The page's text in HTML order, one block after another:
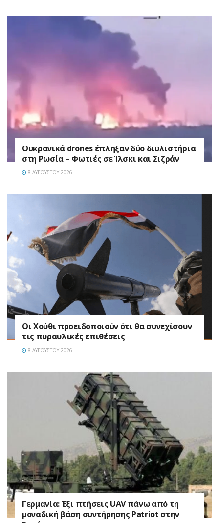
Ουκρανικά drones έπληξαν δύο διυλιστήρια
στη Ρωσία – Φωτιές σε Ίλσκι και Σιζράν
8 ΑΥΓΟΎΣΤΟΥ 2026
Οι Χούθι προειδοποιούν ότι θα συνεχίσουν
τις πυραυλικές επιθέσεις
8 ΑΥΓΟΎΣΤΟΥ 2026
Γερμανία: Έξι πτήσεις UAV πάνω από τη
μοναδική βάση συντήρησης Patriot στην